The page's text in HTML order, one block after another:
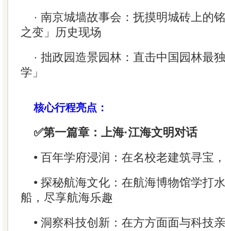
· 南京城墙故事会：抚摸明城砖上的
之变」历史现场
· 拙政园造景园林：直击中国园林最
学」
核心行程亮点：
✅第一篇章：上海·江海文明对话
• 百年学府浸润：在名校老建筑寻宝
• 探秘航海文化：在航海博物馆学打
船，尽享航海乐趣
• 洞察科技创新：在方方面面与科技